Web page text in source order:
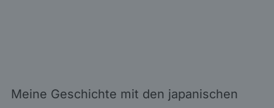
Meine Geschichte mit den japanischen